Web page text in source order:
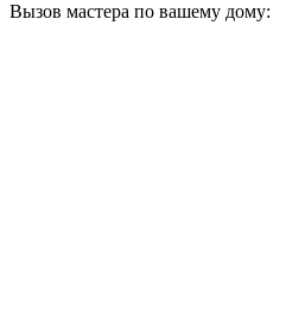
Вызов мастера по вашему дому: